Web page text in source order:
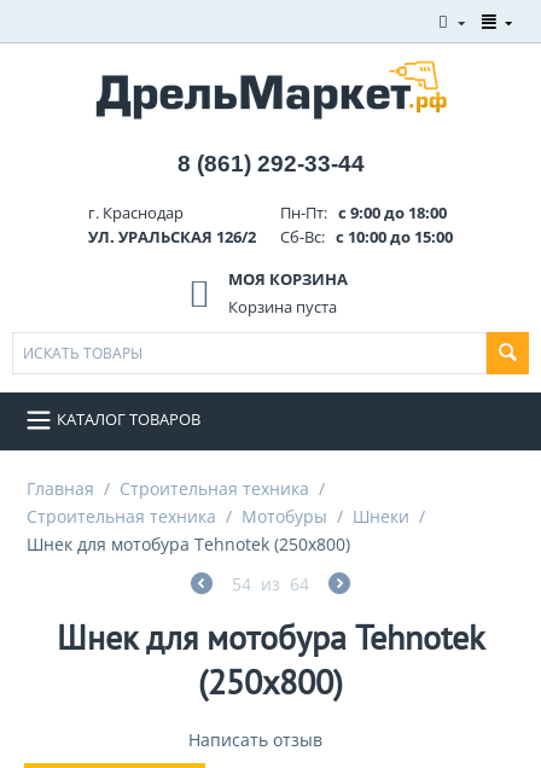
8 (861) 292-33-44
г. Краснодар
УЛ. УРАЛЬСКАЯ 126/2
Пн-Пт: с 9:00 до 18:00
Сб-Вс: с 10:00 до 15:00
МОЯ КОРЗИНА
Корзина пуста
КАТАЛОГ ТОВАРОВ
Главная / Строительная техника /
Строительная техника / Мотобуры / Шнеки /
Шнек для мотобура Tehnotek (250x800)
54 из 64
Шнек для мотобура Tehnotek
(250x800)
Написать отзыв